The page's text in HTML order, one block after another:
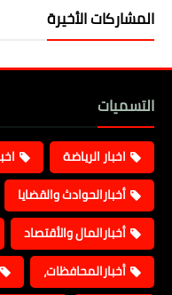
المشاركات الأخيرة
التسميات
اخبار الرياضة
أخبارالحوادث والقضايا
أخبارالمال والأقتصاد
أخبارالمحافظات،